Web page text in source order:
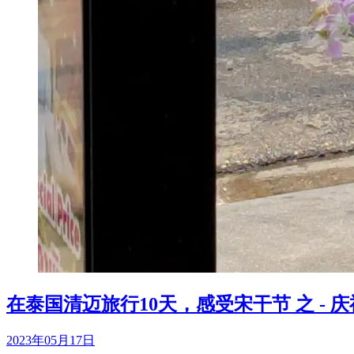
在泰国清迈旅行10天，感受宋干节 之 -
2023年05月17日